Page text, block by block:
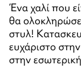
Ένα χαλί που
θα
στυλ!
ευχάριστο
στην